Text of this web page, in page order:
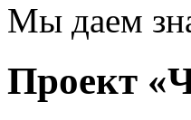
Мы даем
Проект